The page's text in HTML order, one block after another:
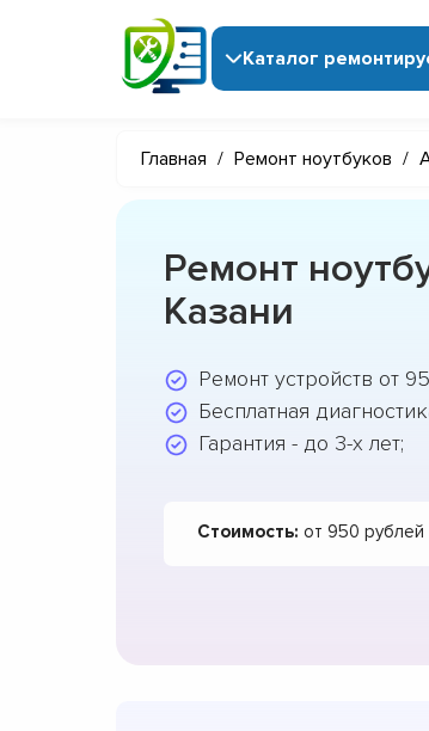
Каталог
Главная / Ремонт ноутбуков /
Ремонт
Казани
Ремонт устройств от
Бесплатная
Гарантия - до 3-х лет;
Стоимость: от 950 рублей